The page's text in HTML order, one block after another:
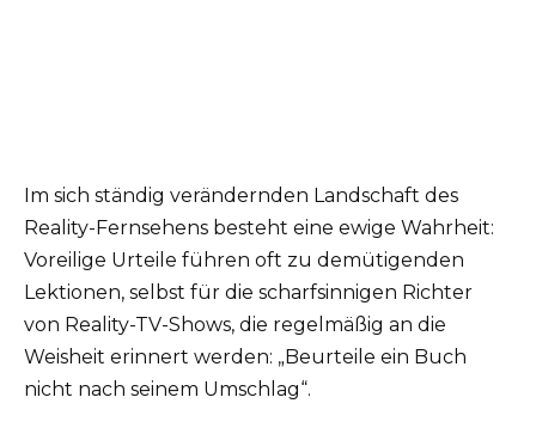
Im sich ständig verändernden Landschaft des
Reality-Fernsehens besteht eine ewige Wahrheit:
Voreilige Urteile führen oft zu demütigenden
Lektionen, selbst für die scharfsinnigen Richter
von Reality-TV-Shows, die regelmäßig an die
Weisheit erinnert werden: „Beurteile ein Buch
nicht nach seinem Umschlag“.